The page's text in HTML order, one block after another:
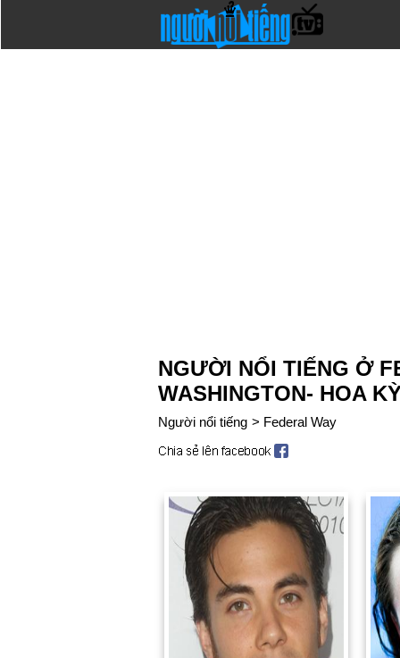
NGƯỜI NỔI TIẾNG Ở
WASHINGTON- HOA
Người nổi tiếng > Federal Way